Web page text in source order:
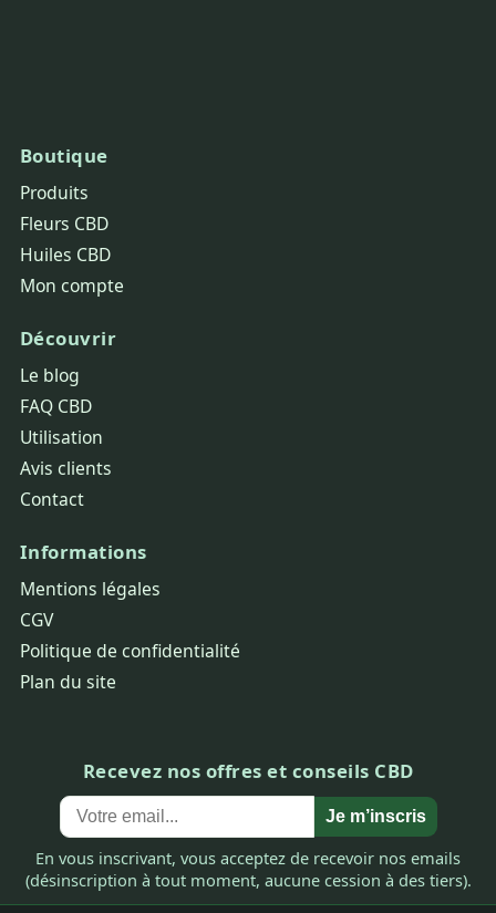
Boutique
Produits
Fleurs CBD
Huiles CBD
Mon compte
Découvrir
Le blog
FAQ CBD
Utilisation
Avis clients
Contact
Informations
Mentions légales
CGV
Politique de confidentialité
Plan du site
Recevez nos offres et conseils CBD
Je m’inscris
En vous inscrivant, vous acceptez de recevoir nos emails
(désinscription à tout moment, aucune cession à des tiers).